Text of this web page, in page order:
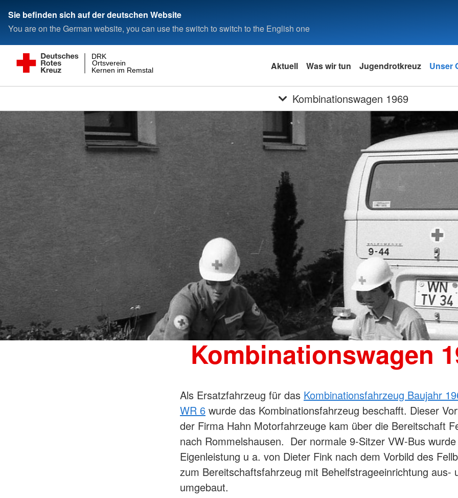
Sie befinden sich auf der deutschen Website
You are on the German website, you can use the switch to switch to the English one
Kernen im Remstal
Ortsverein
DRK
Aktuell Was wir tun Jugendrotkreuz Unser
Kombinationswagen 1969
Kombinationswagen
Als Ersatzfahrzeug für das Kombinationsfahrzeug Baujahr
WR 6 wurde das Kombinationsfahrzeug beschafft. Dieser
der Firma Hahn Motorfahrzeuge kam über die Bereitschaft
nach Rommelshausen. Der normale 9-Sitzer VW-Bus
Eigenleistung u a. von Dieter Fink nach dem Vorbild des
zum Bereitschaftsfahrzeug mit Behelfstrageeinrichtung aus-
umgebaut.